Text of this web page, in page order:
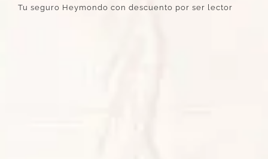
Tu seguro Heymondo con descuento por ser lector